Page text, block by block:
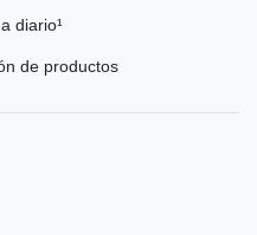
diario¹
de productos